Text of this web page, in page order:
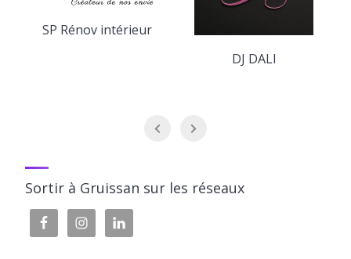
SP Rénov intérieur
DJ DALI
Sortir à Gruissan sur les réseaux